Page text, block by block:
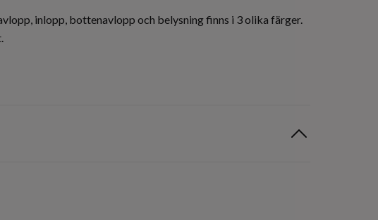
inlopp, bottenavlopp och belysning finns i 3 olika färger.